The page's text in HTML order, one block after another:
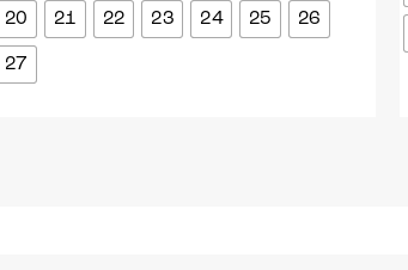
20 21 22 23 24 25 26
27